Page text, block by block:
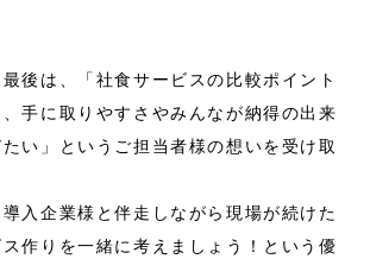
後は、「社食サービスの比較ポイント
手に取りやすさやみんなが納得の出来
い」というご担当者様の想いを受け取
入企業様と伴走しながら現場が続けた
作りを一緒に考えましょう！という優